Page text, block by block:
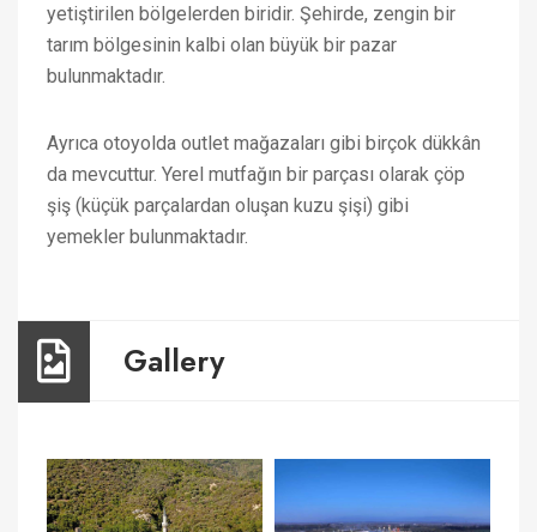
yetiştirilen bölgelerden biridir. Şehirde, zengin bir
tarım bölgesinin kalbi olan büyük bir pazar
bulunmaktadır.
Ayrıca otoyolda outlet mağazaları gibi birçok dükkân
da mevcuttur. Yerel mutfağın bir parçası olarak çöp
şiş (küçük parçalardan oluşan kuzu şişi) gibi
yemekler bulunmaktadır.
Gallery